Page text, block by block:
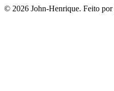
© 2026 John-Henrique. Feito por